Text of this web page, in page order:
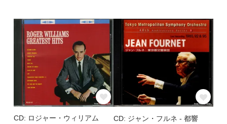
CD: ロジャー・ウィリアム
CD: ジャン・フルネ - 都響